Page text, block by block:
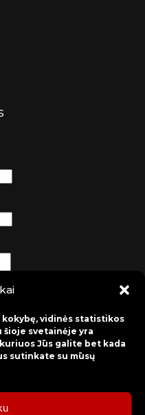
vidinės statistikos
svetainėje yra
Jūs galite bet kada
sutinkate su mūsų